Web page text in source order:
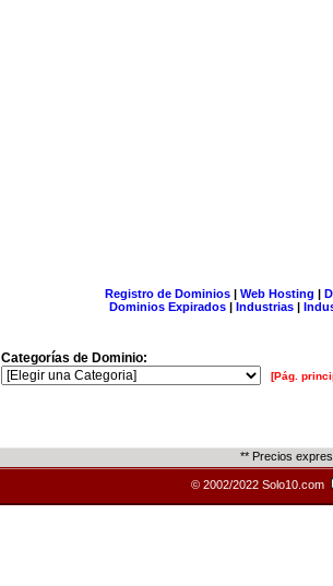
Registro de Dominios| Web Hosting |
Dominios Expirados | Industrias |
Categorías de Dominio:
[Pág.
** Precios
© 2002/2022 Solo10.com